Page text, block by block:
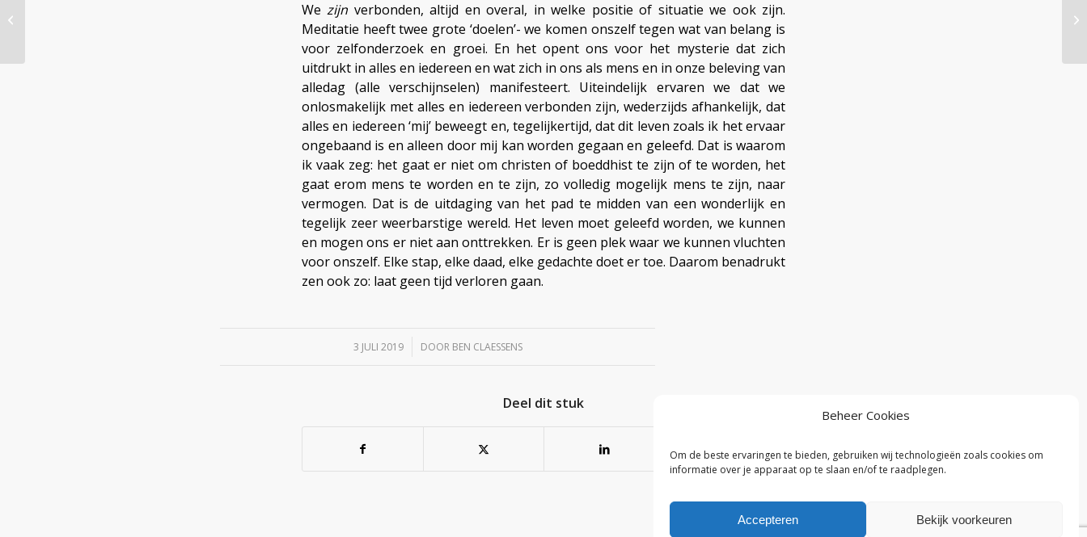
Beheer Cookies
Om de beste ervaringen te bieden, gebruiken wij technologieën zoals cookies om
informatie over je apparaat op te slaan en/of te raadplegen.
Accepteren Bekijk voorkeuren
Wezijn verbonden, altijd en overal, in welke positie of situatie we ook zijn.
Meditatie heeft twee grote ‘doelen’- we komen onszelf tegen wat van belang is
voor zelfonderzoek en groei. En het opent ons voor het mysterie dat zich
uitdrukt in alles en iedereen en wat zich in ons als mens en in onze beleving van
alledag (alle verschijnselen) manifesteert. Uiteindelijk ervaren we dat we
onlosmakelijk met alles en iedereen verbonden zijn, wederzijds afhankelijk, dat
alles en iedereen ‘mij’ beweegt en, tegelijkertijd, dat dit leven zoals ik het ervaar
ongebaand is en alleen door mij kan worden gegaan en geleefd. Dat is waarom
ik vaak zeg: het gaat er niet om christen of boeddhist te zijn of te worden, het
gaat erom mens te worden en te zijn, zo volledig mogelijk mens te zijn, naar
vermogen. Dat is de uitdaging van het pad te midden van een wonderlijk en
tegelijk zeer weerbarstige wereld. Het leven moet geleefd worden, we kunnen
en mogen ons er niet aan onttrekken. Er is geen plek waar we kunnen vluchten
voor onszelf. Elke stap, elke daad, elke gedachte doet er toe. Daarom benadrukt
zen ook zo: laat geen tijd verloren gaan.
3 JULI 2019
/ DOOR BEN CLAESSENS
Deel dit stuk